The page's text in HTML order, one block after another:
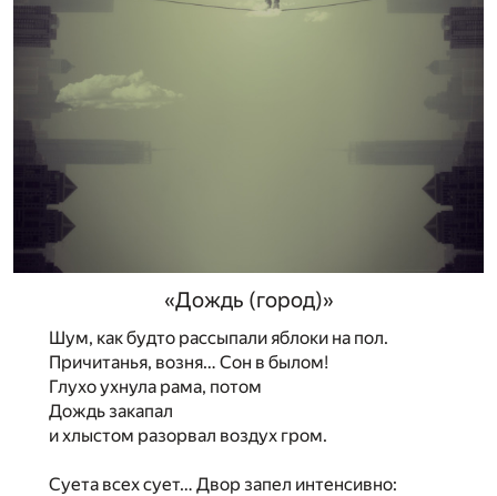
«Дождь (город)»
Шум, как будто рассыпали яблоки на пол.
Причитанья, возня… Сон в былом!
Глухо ухнула рама, потом
Дождь закапал
и хлыстом разорвал воздух гром.
Суета всех сует… Двор запел интенсивно: